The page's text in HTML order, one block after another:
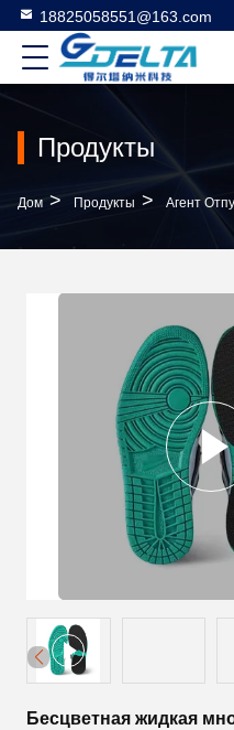
18825058551@163.com
Продукты
Дом > Продукты > Агент
Бесцветная жидкая